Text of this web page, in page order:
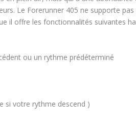
Le Forerunner 405 ne supporte
il offre les fonctionnalités suivantes
ou un rythme prédéterminé
si votre rythme descend )